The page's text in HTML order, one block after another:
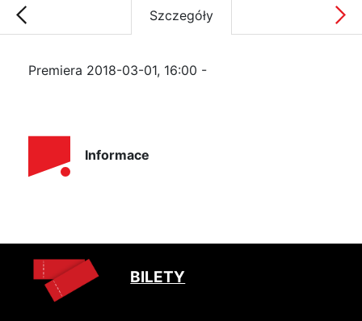
Szczegóły
Premiera 2018-03-01, 16:00 -
Informace
BILETY